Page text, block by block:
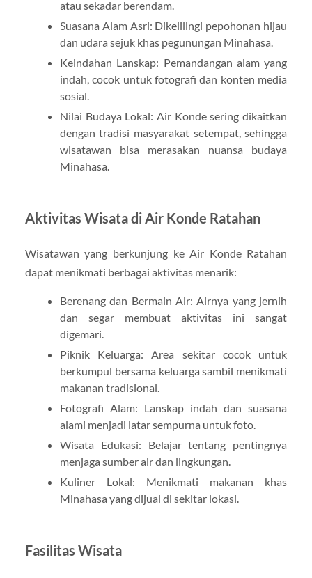
atau sekadar berendam.
Suasana Alam Asri: Dikelilingi pepohonan hijau
dan udara sejuk khas pegunungan Minahasa.
Keindahan Lanskap: Pemandangan alam yang
indah, cocok untuk fotografi dan konten media
sosial.
Nilai Budaya Lokal: Air Konde sering dikaitkan
dengan tradisi masyarakat setempat, sehingga
wisatawan bisa merasakan nuansa budaya
Minahasa.
Aktivitas Wisata di Air Konde Ratahan
Wisatawan yang berkunjung ke Air Konde Ratahan
dapat menikmati berbagai aktivitas menarik:
Berenang dan Bermain Air: Airnya yang jernih
dan segar membuat aktivitas ini sangat
digemari.
Piknik Keluarga: Area sekitar cocok untuk
berkumpul bersama keluarga sambil menikmati
makanan tradisional.
Fotografi Alam: Lanskap indah dan suasana
alami menjadi latar sempurna untuk foto.
Wisata Edukasi: Belajar tentang pentingnya
menjaga sumber air dan lingkungan.
Kuliner Lokal: Menikmati makanan khas
Minahasa yang dijual di sekitar lokasi.
Fasilitas Wisata